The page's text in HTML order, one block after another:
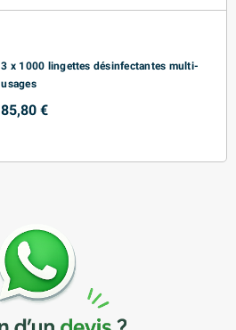
3 x 1000 lingettes désinfectantes multi-
usages
85,80 €